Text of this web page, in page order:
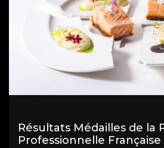
Résultats Médailles de la
Professionnelle Française